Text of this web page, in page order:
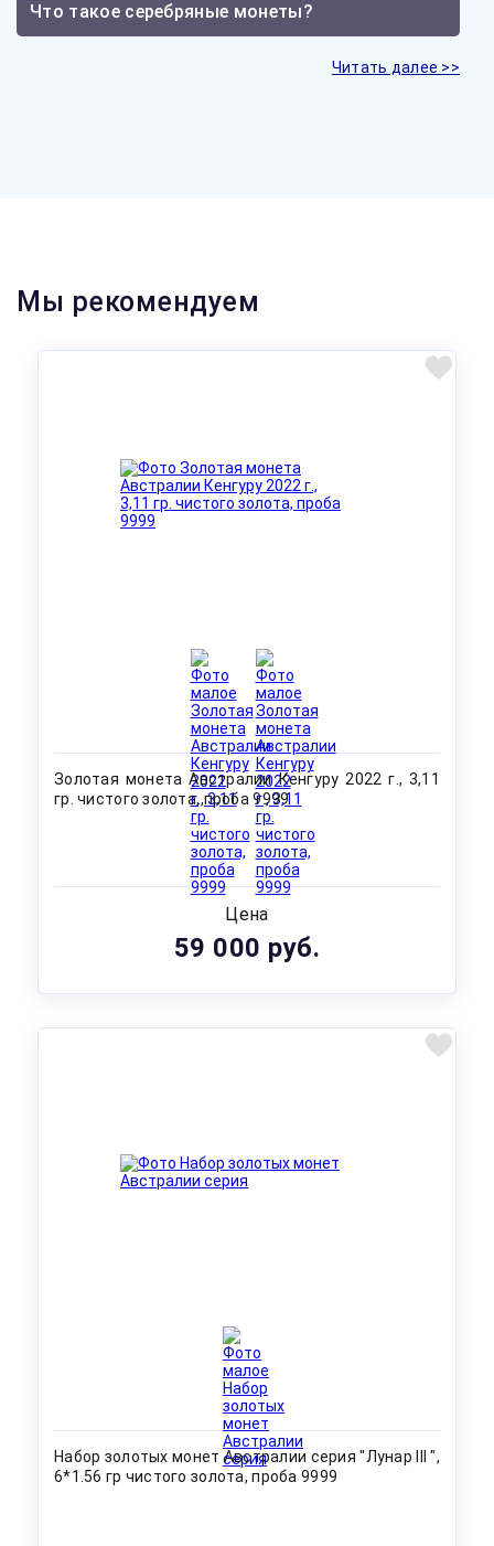
Что такое серебряные монеты?
Читать далее >>
Мы рекомендуем
Золотая монета Австралии Кенгуру 2022 г., 3,11
гр. чистого золота, проба 9999
Цена
59 000 руб.
Набор золотых монет Австралии серия "Лунар III ",
6*1.56 гр чистого золота, проба 9999